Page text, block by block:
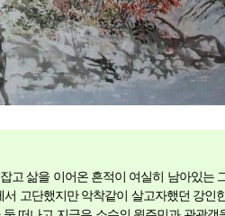
고 삶을 이어온 흔적이 여실히 남아있는
고단했지만 악착같이 살고자했던 강인